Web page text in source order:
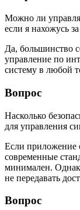
Можно ли
если я нахожусь
Да, большинство
управление по
систему в любой
Вопрос
Насколько
для управления
Если приложение
современные
минимален.
не передавать
Вопрос